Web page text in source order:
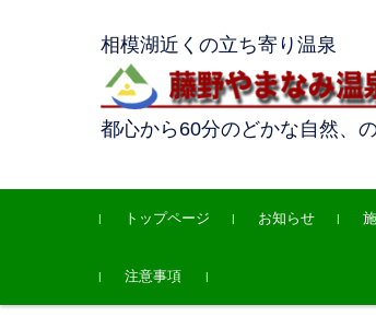
相模湖近くの立ち寄り温泉
都心から60分のどかな自然、
コンテンツに移動
トップページ
お知らせ
注意事項